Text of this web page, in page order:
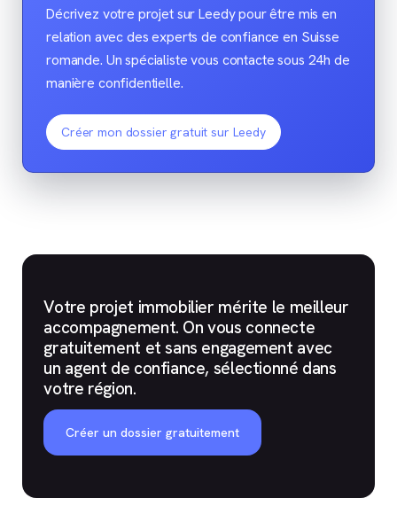
Décrivez votre projet sur Leedy pour être mis en
relation avec des experts de confiance en Suisse
romande. Un spécialiste vous contacte sous 24h de
manière confidentielle.
Créer mon dossier gratuit sur Leedy
Votre projet immobilier mérite le meilleur
accompagnement. On vous connecte
gratuitement et sans engagement avec
un agent de confiance, sélectionné dans
votre région.
Créer un dossier gratuitement